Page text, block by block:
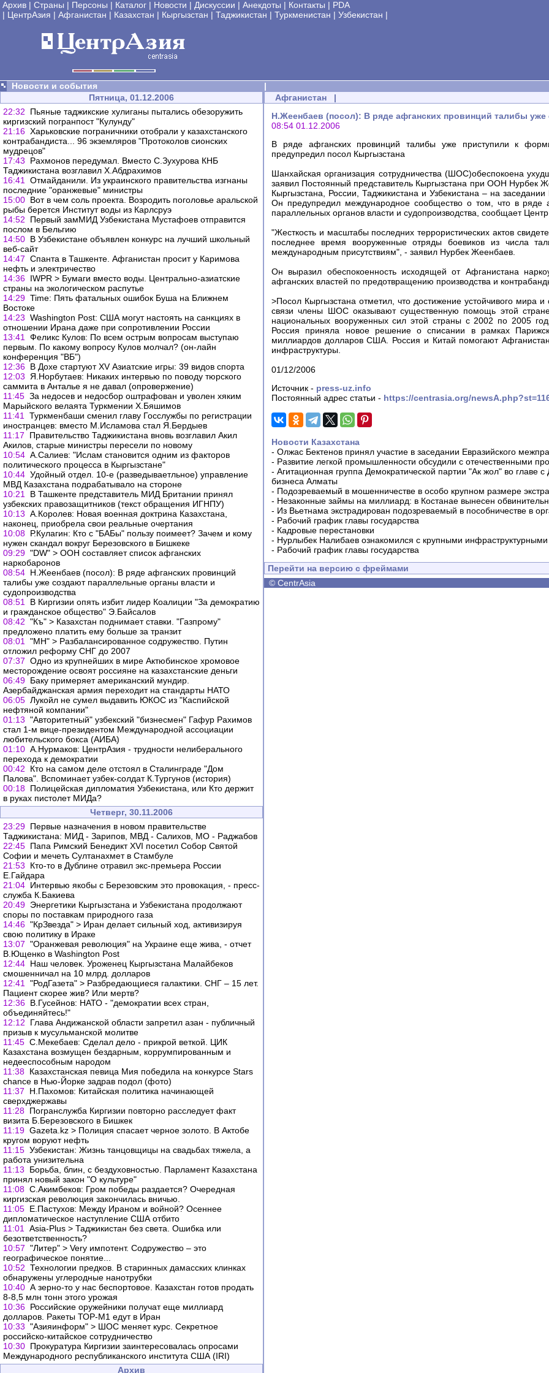
Архив | Страны | Персоны | Каталог | Новости | Дискуссии | Анекдоты | Контакты | PDA
| ЦентрАзия | Афганистан | Казахстан | Кыргызстан | Таджикистан | Туркменистан | Узбекистан |
Новости и события
|
Пятница, 01.12.2006
22:32
Пьяные таджикские хулиганы пытались обезоружить
киргизский погранпост "Кулунду"
21:16 Харьковские пограничники отобрали у казахcтанского
контрабандиста... 96 экземляров "Протоколов сионских
мудрецов"
17:43
Рахмонов передумал. Вместо С.Зухурова КНБ
Таджикистана возглавил Х.Абдрахимов
16:41
Отмайданили. Из украинского правительства изгнаны
последние "оранжевые" министры
15:00 Вот в чем соль проекта. Возродить поголовье аральской
рыбы берется Институт воды из Карлсруэ
14:52
Первый замМИД Узбекистана Мустафоев отправится
послом в Бельгию
14:50 В Узбекистане объявлен конкурс на лучший школьный
веб-сайт
14:47 Спанта в Ташкенте. Афганистан просит у Каримова
нефть и электричество
14:36 IWPR > Бумаги вместо воды. Центрально-азиатские
страны на экологическом распутье
14:29 Time: Пять фатальных ошибок Буша на Ближнем
Востоке
14:23 Washington Post: США могут настоять на санкциях в
отношении Ирана даже при сопротивлении России
13:41
Феликс Кулов: По всем острым вопросам выступаю
первым. По какому вопросу Кулов молчал? (он-лайн
конференция "ВБ")
12:36 В Дохе стартуют XV Азиатские игры: 39 видов спорта
12:03
Я.Норбутаев: Никаких интервью по поводу тюрского
саммита в Анталье я не давал (опровержение)
11:45 За недосев и недосбор оштрафован и уволен хяким
Марыйского велаята Туркмении Х.Бяшимов
11:41
Туркменбаши сменил главу Госслужбы по регистрации
иностранцев: вместо М.Исламова стал Я.Бердыев
11:17
Правительство Таджикистана вновь возглавил Акил
Акилов, старые министры пересели по новому
10:54 А.Салиев: "Ислам становится одним из факторов
политического процесса в Кыргызстане"
10:44 Удойный отдел. 10-е (разведываетльное) управление
МВД Казахстана подрабатывало на стороне
10:21
В Ташкенте представитель МИД Британии принял
узбекских правозащитников (текст обращения ИГНПУ)
10:13 А.Королев: Новая военная доктрина Казахстана,
наконец, приобрела свои реальные очертания
10:08 Р.Кулагин: Кто с "БАБы" пользу поимеет? Зачем и кому
нужен скандал вокруг Березовского в Бишкеке
09:29 "DW" > ООН составляет список афганских
наркобаронов
08:54 Н.Жеенбаев (посол): В ряде афганских провинций
талибы уже создают параллельные органы власти и
судопроизводства
08:51
В Киргизии опять избит лидер Коалиции "За демократию
и гражданское общество" Э.Байсалов
08:42 "Къ" > Казахстан поднимает ставки. "Газпрому"
предложено платить ему больше за транзит
08:01
"МН" > Разбалансированное содружество. Путин
отложил реформу СНГ до 2007
07:37 Одно из крупнейших в мире Актюбинское хромовое
месторождение освоят россияне на казахстанские деньги
06:49 Баку примеряет американский мундир.
Азербайджанская армия переходит на стандарты НАТО
06:05 Лукойл не сумел выдавить ЮКОС из "Каспийской
нефтяной компании"
01:13 "Авторитетный" узбекский "бизнесмен" Гафур Рахимов
стал 1-м вице-президентом Международной ассоциации
любительского бокса (АИБА)
01:10 А.Нурмаков: ЦентрАзия - трудности нелиберального
перехода к демократии
00:42
Кто на самом деле отстоял в Сталинграде "Дом
Палова". Вспоминает узбек-солдат К.Тургунов (история)
00:18 Полицейская дипломатия Узбекистана, или Кто держит
в руках пистолет МИДа?
Четверг, 30.11.2006
23:29 Первые назначения в новом правительстве
Таджикистана: МИД - Зарипов, МВД - Салихов, МО - Раджабов
22:45 Папа Римский Бенедикт XVI посетил Собор Святой
Софии и мечеть Султанахмет в Стамбуле
21:53
Кто-то в Дублине отравил экс-премьера России
Е.Гайдара
21:04 Интервью якобы с Березовским это провокация, - пресс-
служба К.Бакиева
20:49 Энергетики Кыргызстана и Узбекистана продолжают
cпоры по поставкам природного газа
14:46 "КрЗвезда" > Иран делает сильный ход, активизируя
свою политику в Ираке
13:07 "Оранжевая революция" на Украине еще жива, - отчет
В.Ющенко в Washington Post
12:44 Наш человек. Уроженец Кыргызстана Малайбеков
смошенничал на 10 млрд. долларов
12:41
"РодГазета" > Разбредающиеся галактики. СНГ – 15 лет.
Пациент скорее жив? Или мертв?
12:36 В.Гусейнов: НАТО - "демократии всех стран,
объединяйтесь!"
12:12
Глава Андижанской области запретил азан - публичный
призыв к мусульманской молитве
11:45 С.Мекебаев: Сделал дело - прикрой веткой. ЦИК
Казахстана возмущен бездарным, коррумпированным и
недееспособным народом
11:38 Казахстанская певица Мия победила на конкурсе Stars
chance в Нью-Йорке задрав подол (фото)
11:37
Н.Пахомов: Китайская политика начинающей
сверхджержавы
11:28 Погранслужба Киргизии повторно расследует факт
визита Б.Березовского в Бишкек
11:19 Gazeta.kz > Полиция спасает черное золото. В Актобе
кругом воруют нефть
11:15 Узбекистан: Жизнь танцовщицы на свадьбах тяжела, а
работа унизительна
11:13
Борьба, блин, с бездуховностью. Парламент Казахстана
принял новый закон "О культуре"
11:08 С.Акимбеков: Гром победы раздается? Очередная
киргизская революция закончилась вничью.
11:05 Е.Пастухов: Между Ираном и войной? Осеннее
дипломатическое наступление США отбито
11:01
Asia-Plus > Таджикистан без света. Ошибка или
безответственность?
10:57 "Литер" > Very импотент. Содружество – это
географическое понятие...
10:52 Технологии предков. В старинных дамасских клинках
обнаружены углеродные нанотрубки
10:40 А зерно-то у нас беспортовое. Казахстан готов продать
8-8,5 млн тонн этого урожая
10:36 Российские оружейники получат еще миллиард
долларов. Ракеты ТОР-М1 едут в Иран
10:33 "Азияинформ" > ШОС меняет курс. Секретное
российско-китайское сотрудничество
10:30 Прокуратура Киргизии заинтересовалась опросами
Международного республиканского института США (IRI)
Архив
Афганистан |
Н.Жеенбаев (посол): В ряде афганских провинций талибы
08:54 01.12.2006
В ряде афганских провинций талибы уже приступили к
предупредил посол Кыргызстана
Шанхайская организация сотрудничества (ШОС)обеспокоена
заявил Постоянный представитель Кыргызстана при ООН Нурбек
Кыргызстана, России, Таджикистана и Узбекистана – на
Он предупредил международное сообщество о том, что в
параллельных органов власти и судопроизводства, сообщает
"Жесткость и масштабы последних террористических актов
последнее время вооруженные отряды боевиков из числа
международным присутствиям", - заявил Нурбек Жеенбаев.
Он выразил обеспокоенность исходящей от Афганистана
афганских властей по предотвращению производства и
>Посол Кыргызстана отметил, что достижение устойчивого мира
связи члены ШОС оказывают существенную помощь этой
национальных вооруженных сил этой страны с 2002 по 2005
Россия приняла новое решение о списании в рамках
миллиардов долларов США. Россия и Китай помогают
инфраструктуры.
01/12/2006
Источник - press-uz.info
Постоянный адрес статьи - https://centrasia.org/
Новости Казахстана
- Олжас Бектенов принял участие в заседании Евразийского
- Развитие легкой промышленности обсудили с отечественными
- Агитационная группа Демократической партии "Ак жол" во главе
бизнеса Алматы
- Подозреваемый в мошенничестве в особо крупном размере
- Незаконные займы на миллиард: в Костанае вынесен
- Из Вьетнама экстрадирован подозреваемый в пособничестве в
- Рабочий график главы государства
- Кадровые перестановки
- Нурлыбек Налибаев ознакомился с крупными
- Рабочий график главы государства
Перейти на версию с фреймами
© CentrAsia